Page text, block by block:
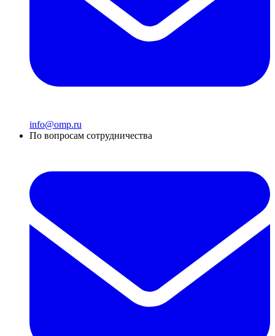
info@omp.ru
По вопросам сотрудничества